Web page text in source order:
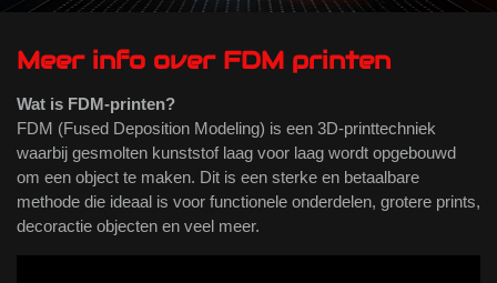
Meer info over FDM printen
Wat is FDM-printen?
FDM (Fused Deposition Modeling) is een 3D-printtechniek
waarbij gesmolten kunststof laag voor laag wordt opgebouwd
om een object te maken. Dit is een sterke en betaalbare
methode die ideaal is voor functionele onderdelen, grotere prints,
decoractie objecten en veel meer.